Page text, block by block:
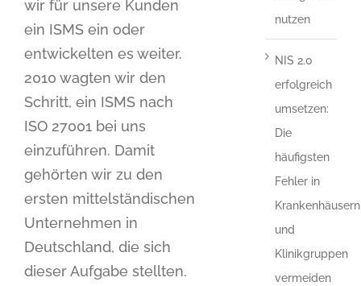
wir für unsere Kunden
ein ISMS ein oder
entwickelten es weiter.
2010 wagten wir den
Schritt, ein ISMS nach
ISO 27001 bei uns
einzuführen. Damit
gehörten wir zu den
ersten mittelständischen
Unternehmen in
Deutschland, die sich
dieser Aufgabe stellten.
nutzen
NIS 2.0
erfolgreich
umsetzen:
Die
häufigsten
Fehler in
Krankenhäusern
und
Klinikgruppen
vermeiden